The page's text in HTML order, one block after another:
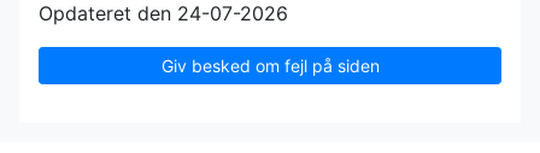
Opdateret den 24-07-2026
Giv besked om fejl på siden